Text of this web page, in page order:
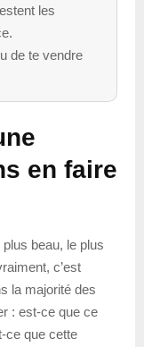
les
de te vendre
en faire
plus beau, le plus
c’est
la majorité des
: est-ce que ce
ce que cette